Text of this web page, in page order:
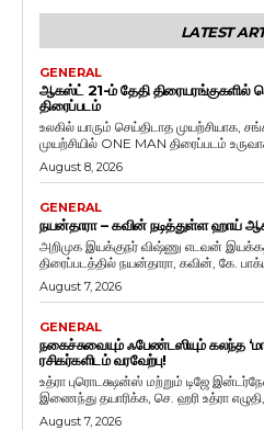
LATEST
GENERAL
ஆகஸ்ட் 21-ம் தேதி திரையரங்குகளில்
திரைப்படம்
உலகில் யாரும் செய்திடாத முயற்சியாக,
முயற்சியில் ONE MAN திரைப்படம்
August 8, 2026
GENERAL
நயன்தாரா – கவின் நடித்துள்ள ஹாய்
அறிமுக இயக்குநர் விஷ்ணு எடவன்
திரைப்படத்தில் நயன்தாரா, கவின், கே.
August 7, 2026
GENERAL
நகைச்சுவையும் ஃபேண்டஸியும் கலந்த
ரசிகர்களிடம் வரவேற்பு!
உத்ரா புரொடக்ஷன்ஸ் மற்றும் டிஜே
இணைந்து தயாரிக்க, செ. ஹரி உத்ரா
August 7, 2026